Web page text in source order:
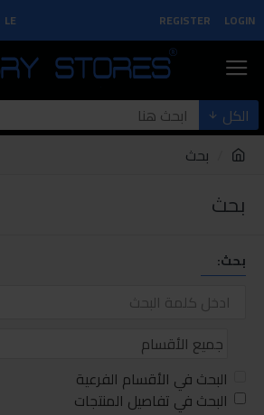
LOGIN
REGISTER
LE
الكل
بحث
بحث
بحث:
البحث في الأقسام الفرعية
البحث في تفاصيل المنتجات